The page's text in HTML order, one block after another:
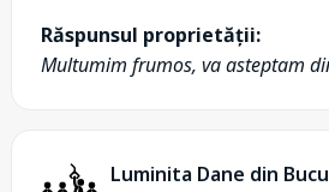
Răspunsul proprietății:
Multumim frumos, va asteptam
Luminita Dane din